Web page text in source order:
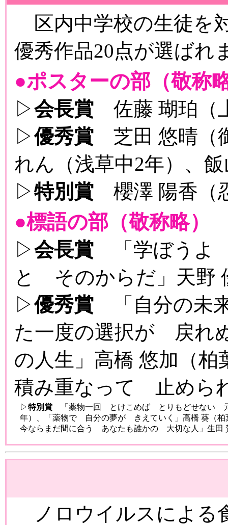
区内中学校の生徒を
優秀作品20点が選ばれ
●ポスターの部（敬称
▷会長賞 佐藤 瑚珀（
▷優秀賞 芝田 悠晴（
れん（浅草中2年）、
▷特別賞 櫻澤 陽香（
●標語の部（敬称略）
▷会長賞 「学ぼうよ
と そのからだ」天野
▷優秀賞 「自分の未
た一度の選択が 戻れ
の人生」高橋 悠加（
積み重なって 止めら
▷特別賞「薬物一回 とけこめば とりもどせない 元
年）、「薬物で 自分の夢が きえていく」高橋 葵（
今ならまだ間に合う あなたも誰かの 大切な人」生田
ノロウイルスによる